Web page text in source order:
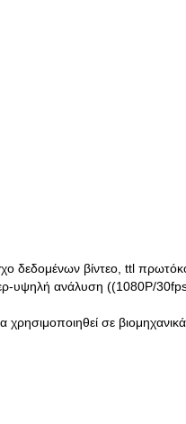
δεδομένων βίντεο, ttl
υψηλή ανάλυση ((1080P/
σε